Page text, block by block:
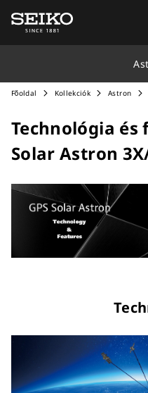
Főoldal Kollekciók Astron
Technológia és
Solar Astron